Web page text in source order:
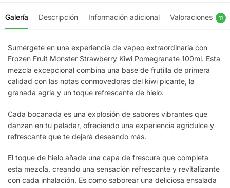
Galería Descripción Información adicional Valoraciones 11
Sumérgete en una experiencia de vapeo extraordinaria con
Frozen Fruit Monster Strawberry Kiwi Pomegranate 100ml. Esta
mezcla excepcional combina una base de frutilla de primera
calidad con las notas conmovedoras del kiwi picante, la
granada agria y un toque refrescante de hielo.
Cada bocanada es una explosión de sabores vibrantes que
danzan en tu paladar, ofreciendo una experiencia agridulce y
refrescante que te dejará deseando más.
El toque de hielo añade una capa de frescura que completa
esta mezcla, creando una sensación refrescante y revitalizante
con cada inhalación. Es como saborear una deliciosa ensalada